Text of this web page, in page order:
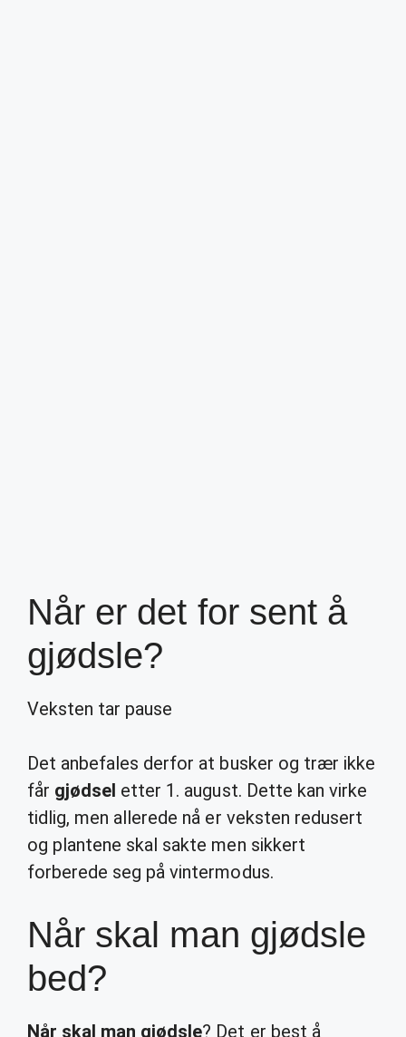
Når er det for sent å
gjødsle?
Veksten tar pause
Det anbefales derfor at busker og trær ikke
får gjødsel etter 1. august. Dette kan virke
tidlig, men allerede nå er veksten redusert
og plantene skal sakte men sikkert
forberede seg på vintermodus.
Når skal man gjødsle
bed?
Når skal man gjødsle? Det er best å